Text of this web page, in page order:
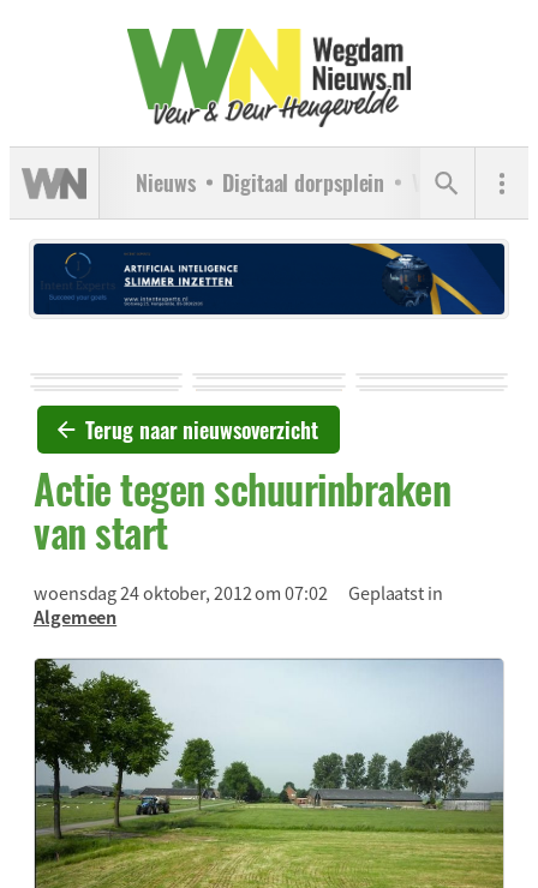
Nieuws Digitaal dorpsplein Verenigingen
Terug naar nieuwsoverzicht
Actie tegen schuurinbraken
van start
woensdag 24 oktober, 2012 om 07:02
Geplaatst in
Algemeen